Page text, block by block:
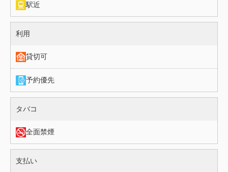
駅近
施設情報（利用）
利用
貸切可
予約優先
施設情報（タバコ）
タバコ
全面禁煙
施設情報（支払い）
支払い